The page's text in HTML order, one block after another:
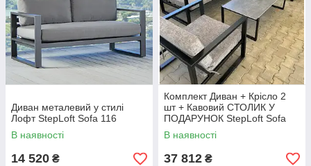
Диван металевий у стилі
Лофт StepLoft Sofa 116
В наявності
14 520 ₴
Комплект Диван + Крісло 2
шт + Кавовий СТОЛИК У
ПОДАРУНОК StepLoft Sofa
110
В наявності
37 812 ₴